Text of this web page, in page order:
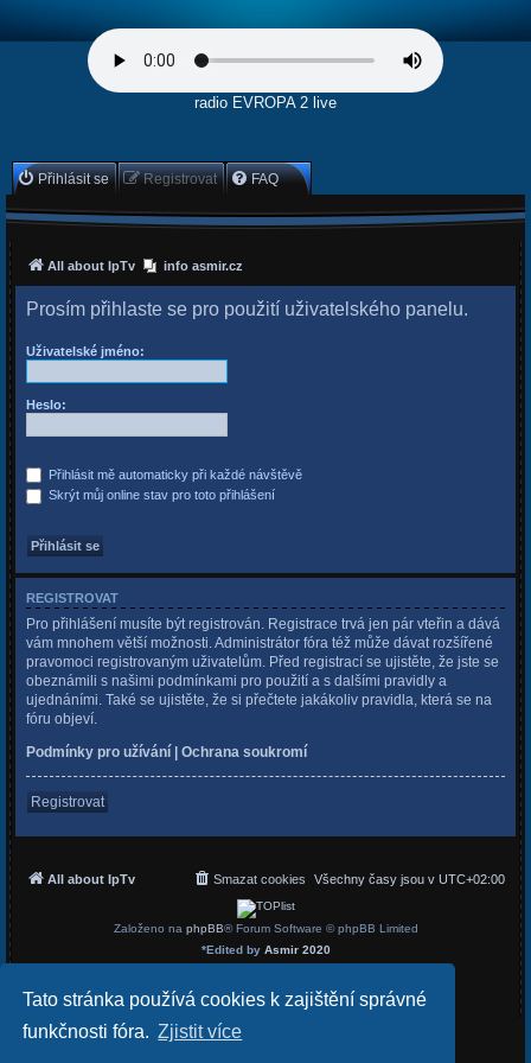
Tato stránka používá cookies k zajištění správné
funkčnosti fóra. Zjistit více
radio EVROPA 2 live
Přihlásit se Registrovat FAQ
All about IpTv info asmir.cz
Prosím přihlaste se pro použití uživatelského panelu.
Uživatelské jméno:
Heslo:
Přihlásit mě automaticky při každé návštěvě
Skrýt můj online stav pro toto přihlášení
REGISTROVAT
Pro přihlášení musíte být registrován. Registrace trvá jen pár vteřin a dává
vám mnohem větší možnosti. Administrátor fóra též může dávat rozšířené
pravomoci registrovaným uživatelům. Před registrací se ujistěte, že jste se
obeznámili s našimi podmínkami pro použití a s dalšími pravidly a
ujednáními. Také se ujistěte, že si přečtete jakákoliv pravidla, která se na
fóru objeví.
Podmínky pro užívání
Ochrana soukromí
Registrovat
All about IpTv Všechny časy jsou v UTC+02:00
Smazat cookies
Založeno na phpBB® Forum Software © phpBB Limited
*Edited by Asmir 2020
Soukromí| Podmínky